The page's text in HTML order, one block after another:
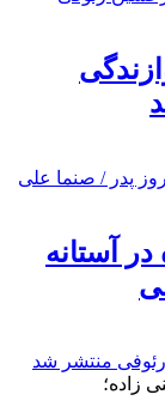
آستانه
زاده؛